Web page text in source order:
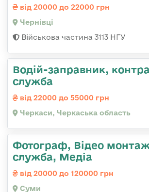
від 20000 до 22000 грн
Чернівці
Військова частина 3113 НГУ
Водій-заправник,
служба
від 22000 до 55000 грн
Черкаси, Черкаська область
Фотограф, Відео
служба, Медіа
від 20000 до 120000 грн
Суми